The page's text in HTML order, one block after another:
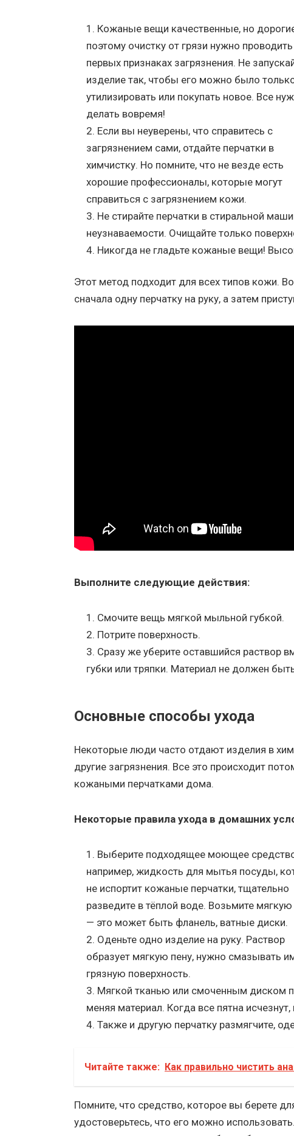
Кожаные вещи качественные, но
поэтому очистку от грязи нужно
первых признаках загрязнения. Не
изделие так, чтобы его можно было
утилизировать или покупать новое. Все
делать вовремя!
Если вы неуверены, что справитесь с
загрязнением сами, отдайте перчатки в
химчистку. Но помните, что не везде есть
хорошие профессионалы, которые могут
справиться с загрязнением кожи.
Не стирайте перчатки в стиральной
неузнаваемости. Очищайте только
Никогда не гладьте кожаные вещи!
Этот метод подходит для всех типов кожи.
сначала одну перчатку на руку, а затем
Выполните следующие действия:
Смочите вещь мягкой мыльной губкой.
Потрите поверхность.
Сразу же уберите оставшийся раствор
губки или тряпки. Материал не должен
Основные способы ухода
Некоторые люди часто отдают изделия в
другие загрязнения. Все это происходит
кожаными перчатками дома.
Некоторые правила ухода в домашних
Выберите подходящее моющее
например, жидкость для мытья посуды,
не испортит кожаные перчатки, тщательно
разведите в тёплой воде. Возьмите мягкую
— это может быть фланель, ватные диски.
Оденьте одно изделие на руку. Раствор
образует мягкую пену, нужно смазывать
грязную поверхность.
Мягкой тканью или смоченным диском
меняя материал. Когда все пятна
Также и другую перчатку размягчите,
Читайте также: Как правильно чистить
Помните, что средство, которое вы берете
удостоверьтесь, что его можно